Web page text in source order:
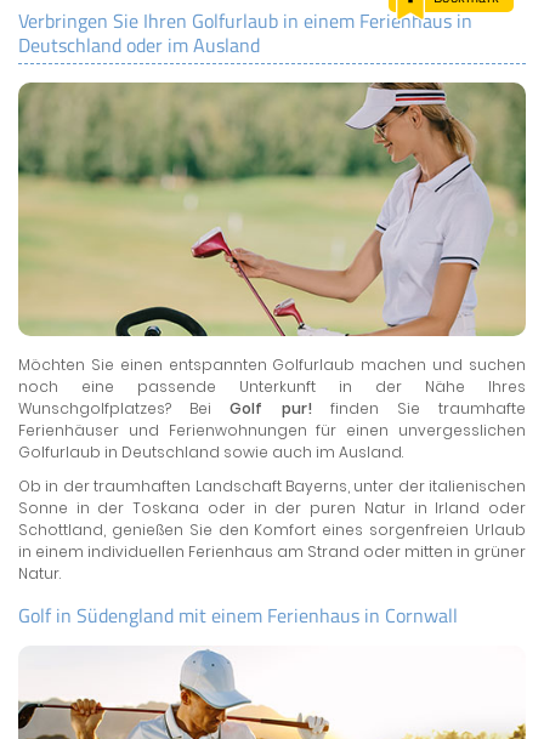
LAND & LEUTE
LERNCENTER
ENGLISCH
ENGLAND ZUHAUSE
BRITISH SHOP
Verbringen Sie Ihren Golfurlaub in einem Ferienhaus in
Deutschland oder im Ausland
Möchten Sie einen entspannten Golfurlaub machen und suchen
noch eine passende Unterkunft in der Nähe Ihres
Wunschgolfplatzes? BeiGolf pur! finden Sie traumhafte
Ferienhäuser und Ferienwohnungen für einen unvergesslichen
Golfurlaub in Deutschland sowie auch im Ausland.
Ob in der traumhaften Landschaft Bayerns, unter der italienischen
Sonne in der Toskana oder in der puren Natur in Irland oder
Schottland, genießen Sie den Komfort eines sorgenfreien Urlaub
in einem individuellen Ferienhaus am Strand oder mitten in grüner
Natur.
Golf in Südengland mit einem Ferienhaus in Cornwall